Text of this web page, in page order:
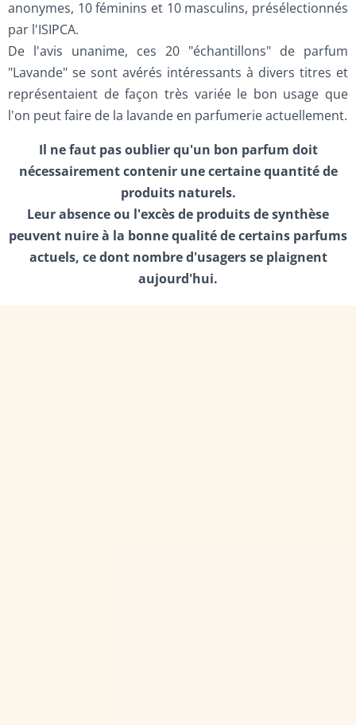
anonymes, 10 féminins et 10 masculins, présélectionnés
par l'ISIPCA.
De l'avis unanime, ces 20 "échantillons" de parfum
"Lavande" se sont avérés intéressants à divers titres et
représentaient de façon très variée le bon usage que
l'on peut faire de la lavande en parfumerie actuellement.
Il ne faut pas oublier qu'un bon parfum doit
nécessairement contenir une certaine quantité de
produits naturels.
Leur absence ou l'excès de produits de synthèse
peuvent nuire à la bonne qualité de certains parfums
actuels, ce dont nombre d'usagers se plaignent
aujourd'hui.